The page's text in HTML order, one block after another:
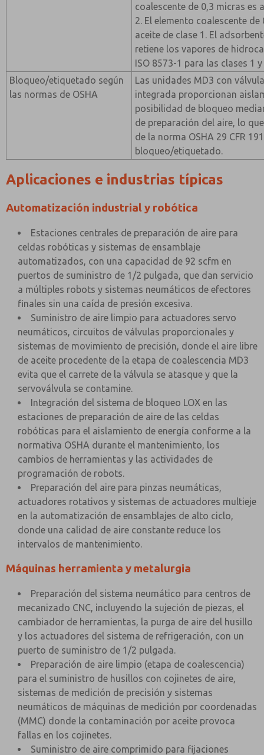
coalescente de 0,3 micras es
2. El elemento coalescente
aceite de clase 1. El
retiene los vapores de
ISO 8573-1 para las clases 1 y
Bloqueo/etiquetado según
las normas de OSHA
Las unidades MD3 con
integrada proporcionan
posibilidad de bloqueo
de preparación del aire, lo
de la norma OSHA 29 CFR
bloqueo/etiquetado.
Aplicaciones e industrias típicas
Automatización industrial y robótica
Estaciones centrales de preparación de aire para
celdas robóticas y sistemas de ensamblaje
automatizados, con una capacidad de 92 scfm en
puertos de suministro de 1/2 pulgada, que dan servicio
a múltiples robots y sistemas neumáticos de efectores
finales sin una caída de presión excesiva.
Suministro de aire limpio para actuadores servo
neumáticos, circuitos de válvulas proporcionales y
sistemas de movimiento de precisión, donde el aire libre
de aceite procedente de la etapa de coalescencia MD3
evita que el carrete de la válvula se atasque y que la
servoválvula se contamine.
Integración del sistema de bloqueo LOX en las
estaciones de preparación de aire de las celdas
robóticas para el aislamiento de energía conforme a la
normativa OSHA durante el mantenimiento, los
cambios de herramientas y las actividades de
programación de robots.
Preparación del aire para pinzas neumáticas,
actuadores rotativos y sistemas de actuadores multieje
en la automatización de ensamblajes de alto ciclo,
donde una calidad de aire constante reduce los
intervalos de mantenimiento.
Máquinas herramienta y metalurgia
Preparación del sistema neumático para centros de
mecanizado CNC, incluyendo la sujeción de piezas, el
cambiador de herramientas, la purga de aire del husillo
y los actuadores del sistema de refrigeración, con un
puerto de suministro de 1/2 pulgada.
Preparación de aire limpio (etapa de coalescencia)
para el suministro de husillos con cojinetes de aire,
sistemas de medición de precisión y sistemas
neumáticos de máquinas de medición por coordenadas
(MMC) donde la contaminación por aceite provoca
fallas en los cojinetes.
Suministro de aire comprimido para fijaciones